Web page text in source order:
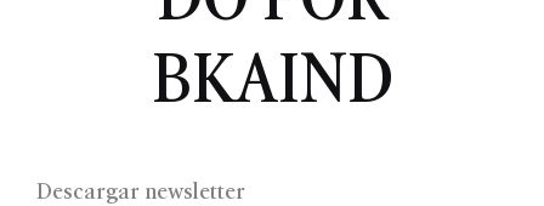
BKAIND
Descargar newsletter